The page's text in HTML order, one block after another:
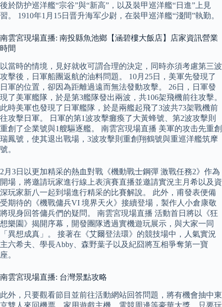
後於防护巡洋艦“宗谷”與“新高”，以及裝甲巡洋艦“日進”上見
習。 1910年1月15日晋升海军少尉，在裝甲巡洋艦“淺間”執勤。
南雲宮現場直播: 南投縣魚池鄉【涵碧樓大飯店】店家資訊營業
時間
以當時的情境，見好就收可謂合理的決定，同時亦須考慮第三波
攻擊後，日軍船團返航的油料問題。 10月25日，美軍先發現了
日軍的位置，卻因為距離過遠而無法發動攻擊。 26日，日軍發
現了美軍艦隊，於是第3艦隊發出兩波，共106架飛機前往攻擊。
此時美軍也發現了日軍艦隊，於是兩艦起飛了3波共73架戰機前
往攻擊日軍。 日軍的第1波攻擊癱瘓了大黃蜂號、第2波攻擊則
重創了企業號與1艘驅逐艦。 南雲宮現場直播 美軍的攻击先重創
瑞鳳號，使其退出戰場，3波攻擊則重創翔鶴號與重巡洋艦筑摩
號。
2月3日以更加精采的熱血對戰《機動戰士鋼彈 激戰任務2》作為
開場，將邀請玩家進行線上表演賽直播並邀請實況主月希以及資
深玩家新八一起到場進行精采的比賽解說。 此外，甫發表便備
受期待的《機戰傭兵VI 境界天火》接續登場，製作人小倉康敬
將現身回答傭兵們的疑問。 南雲宮現場直播 活動首日將以《狂
想樂園》揭開序幕，開發團隊透過實機遊玩展示，與大家一同
「異想成真」。 接著在《艾爾登法環》的競技場中，人氣實況
主六希夫、學長Abby、森野葉子以及紀囧將互相爭奪第一寶
座。
南雲宮現場直播: 台灣景點攻略
此外，只要觀看節目並前往活動網站回答問題，將有機會抽中東
京雙人來回機票、家用遊戲主機、電競周邊等豪華大獎，只要玩